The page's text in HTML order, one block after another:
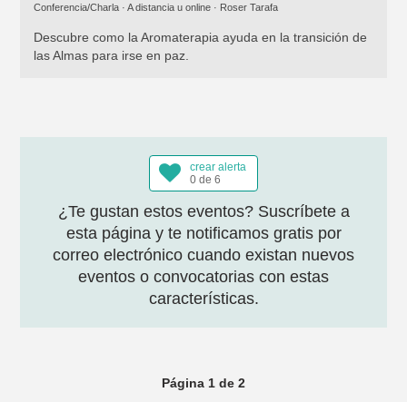
Conferencia/Charla · A distancia u online · Roser Tarafa
Descubre como la Aromaterapia ayuda en la transición de
las Almas para irse en paz.
crear alerta
0 de 6
¿Te gustan estos eventos? Suscríbete a
esta página y te notificamos gratis por
correo electrónico cuando existan nuevos
eventos o convocatorias con estas
características.
Página 1 de 2